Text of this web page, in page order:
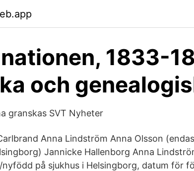
1833-
och
granskas SVT Nyheter
Anna Lindström Anna Olsson
Jannicke Hallenborg Anna
på sjukhus i Helsingborg, datum för